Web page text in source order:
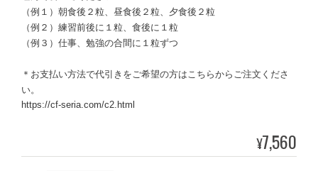
（例１）朝食後２粒、昼食後２粒、夕食後２粒
（例２）練習前後に１粒、食後に１粒
（例３）仕事、勉強の合間に１粒ずつ
＊お支払い方法で代引きをご希望の方はこちらからご注文くださ
い。
https://cf-seria.com/c2.html
¥7,560